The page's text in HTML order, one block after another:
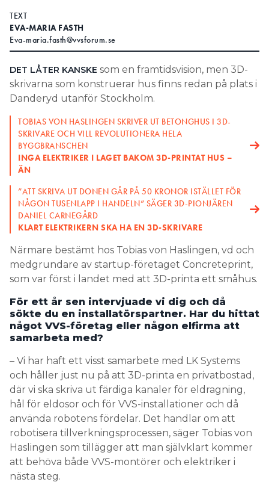
Kontakt
Personuppgifter
TEXT
EVA-MARIA FASTH
Eva-maria.fasth@vvsforum.se
DET LÅTER KANSKE som en framtidsvision, men 3D-
skrivarna som konstruerar hus finns redan på plats i
Danderyd utanför Stockholm.
TOBIAS VON HASLINGEN SKRIVER UT BETONGHUS I 3D-
SKRIVARE OCH VILL REVOLUTIONERA HELA
BYGGBRANSCHEN
INGA ELEKTRIKER I LAGET BAKOM 3D-PRINTAT HUS –
ÄN
”ATT SKRIVA UT DONEN GÅR PÅ 50 KRONOR ISTÄLLET FÖR
NÅGON TUSENLAPP I HANDELN” SÄGER 3D-PIONJÄREN
DANIEL CARNEGÅRD
KLART ELEKTRIKERN SKA HA EN 3D-SKRIVARE
Närmare bestämt hos Tobias von Haslingen, vd och
medgrundare av startup-företaget Concreteprint,
som var först i landet med att 3D-printa ett småhus.
För ett år sen intervjuade vi dig och då
sökte du en installatörspartner. Har du hittat
något VVS-företag eller någon elfirma att
samarbeta med?
­– Vi har haft ett visst samarbete med LK Systems
och håller just nu på att 3D-printa en privatbostad,
där vi ska skriva ut färdiga kanaler för eldragning,
hål för eldosor och för VVS-installationer och då
använda robotens fördelar. Det handlar om att
robotisera tillverkningsprocessen, säger Tobias von
Haslingen som tillägger att man självklart kommer
att behöva både VVS-montörer och elektriker i
nästa steg.